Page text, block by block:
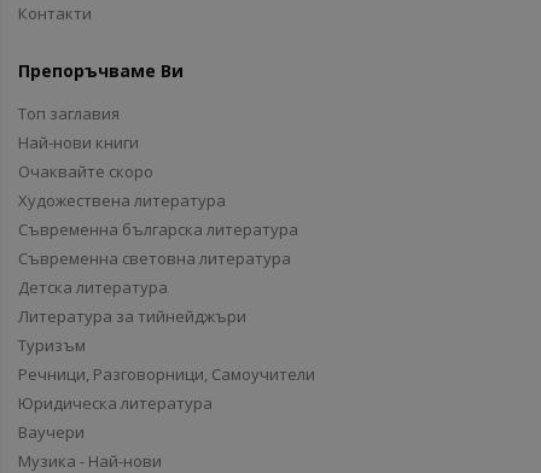
Контакти
Препоръчваме Ви
Топ заглавия
Най-нови книги
Очаквайте скоро
Художествена литература
Съвременна българска литература
Съвременна световна литература
Детска литература
Литература за тийнейджъри
Туризъм
Речници, Разговорници, Самоучители
Юридическа литература
Ваучери
Музика - Най-нови